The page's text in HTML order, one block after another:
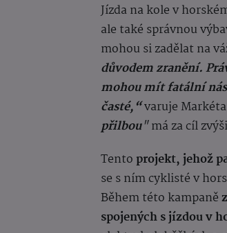
Jízda na kole v
ale také správnou
mohou si zadělat na
důvodem zranění.
mohou mít fatální
časté,“varuje
přilbou"má za cíl
Tento projekt, jehož
se s ním cyklisté v
Během této kampaně
spojených s jízdou v